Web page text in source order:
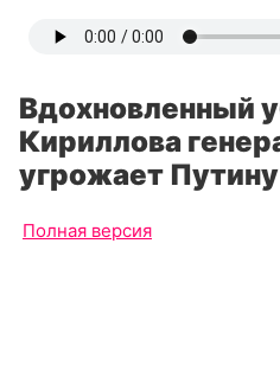
Вдохновленный
Кириллова
угрожает
Полная версия